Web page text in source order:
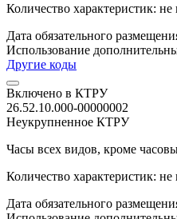
Количество характеристик:
Дата обязательного
Использование
Другие коды
Включено в КТРУ
26.52.10.000-00000002
Неукрупненное КТРУ
Часы всех видов, кроме
Количество характеристик:
Дата обязательного